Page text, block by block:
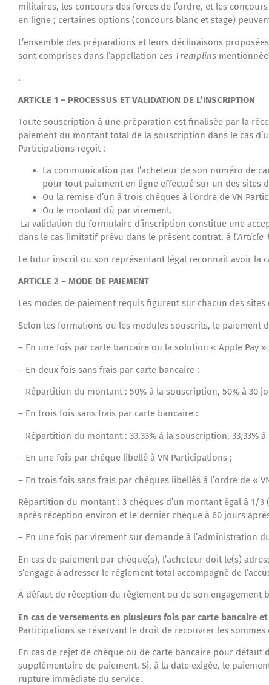
militaires, les concours des forces de l’ordre, et les
en ligne ; certaines options (concours blanc et stage)
L’ensemble des préparations et leurs déclinaisons
sont comprises dans l’appellation Les Tremplins
.
ARTICLE 1 – PROCESSUS ET VALIDATION DE L’INSCRIPTION
Toute souscription à une préparation est finalisée par la
paiement du montant total de la souscription dans le cas
Participations reçoit :
La communication par l’acheteur de son numéro de
pour tout paiement en ligne effectué sur un des sites
Ou la remise d’un à trois chèques à l’ordre de VN
Ou le montant dû par virement.
La validation du formulaire d’inscription constitue une
dans le cas limitatif prévu dans le présent contrat, à l’Article
Le futur inscrit ou son représentant légal reconnaît avoir la
ARTICLE 2 – MODE DE PAIEMENT
Les modes de paiement requis figurent sur chacun des
Selon les formations ou les modules souscrits, le paiement
– En une fois par carte bancaire ou la solution « Apple Pay »
– En deux fois sans frais par carte bancaire :
Répartition du montant : 50% à la souscription, 50% à 30
– En trois fois sans frais par carte bancaire :
Répartition du montant : 33,33% à la souscription, 33,33% à
– En une fois par chèque libellé à VN Participations ;
– En trois fois sans frais par chèques libellés à l’ordre de «
Répartition du montant : 3 chèques d’un montant égal à 1/
après réception environ et le dernier chèque à 60 jours
– En une fois par virement sur demande à l’administration
En cas de paiement par chèque(s), l’acheteur doit le(s)
s’engage à adresser le règlement total accompagné de
À défaut de réception du règlement ou de son engagement
En cas de versements en plusieurs fois par carte bancaire
Participations se réservant le droit de recouvrer les
En cas de rejet de chèque ou de carte bancaire pour
supplémentaire de paiement. Si, à la date exigée, le
rupture immédiate du service.